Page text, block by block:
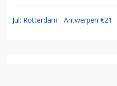
Jul: Rotterdam - Antwerpen €21